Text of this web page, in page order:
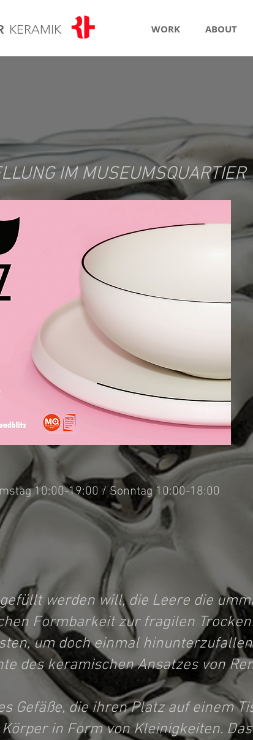
KERAMIK WORK ABOUT
IM MUSEUMSQUARTIER
10:00-19:00 / Sonntag 10:00-18:00
werden will, die Leere die
Formbarkeit zur fragilen
um doch einmal
des keramischen Ansatzes von
Gefäße, die ihren Platz auf einem
in Form von Kleinigkeiten.